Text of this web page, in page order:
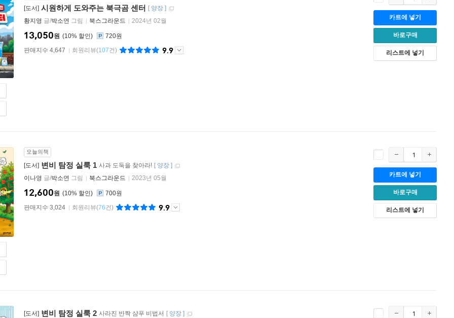
[도서] 시원하게 도와주는 북극곰 센터 [ 양장 ]
황지영 글/박소연 그림 북스그라운드 2024년 02월
10%
13,050원
720원
판매지수 4,647
회원리뷰(107건) 9.9
카트에 넣기
바로구매
리스트에 넣기
오늘의책
[도서] 변비 탐정 실룩 1 사과 도둑을 찾아라! [ 양장 ]
이나영 글/박소연 그림 북스그라운드 2023년 05월
10%
12,600원
700원
판매지수 3,024
회원리뷰(76건) 9.9
카트에 넣기
바로구매
리스트에 넣기
[도서] 변비 탐정 실룩 2 사라진 반짝 샴푸 비법서 [ 양장 ]